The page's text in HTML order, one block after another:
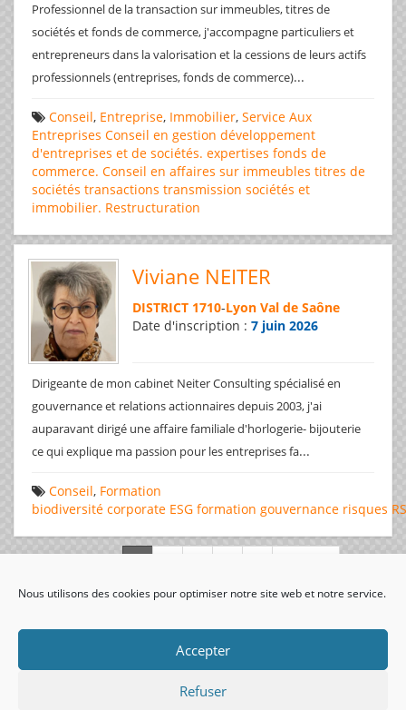
Nous utilisons des cookies pour optimiser notre site web et notre service.
Accepter
Refuser
Professionnel de la transaction sur immeubles, titres de
sociétés et fonds de commerce, j'accompagne particuliers et
entrepreneurs dans la valorisation et la cessions de leurs actifs
professionnels (entreprises, fonds de commerce)...
Conseil, Entreprise, Immobilier, Service Aux
Entreprises Conseil en gestion développement
d'entreprises et de sociétés. expertises fonds de
commerce. Conseil en affaires sur immeubles titres de
sociétés transactions transmission sociétés et
immobilier. Restructuration
Viviane NEITER
DISTRICT 1710-Lyon Val de Saône
Date d'inscription : 7 juin 2026
Dirigeante de mon cabinet Neiter Consulting spécialisé en
gouvernance et relations actionnaires depuis 2003, j'ai
auparavant dirigé une affaire familiale d'horlogerie- bijouterie
ce qui explique ma passion pour les entreprises fa...
Conseil, Formation
biodiversité corporate ESG formation gouvernance risques
visiteurs uniques: